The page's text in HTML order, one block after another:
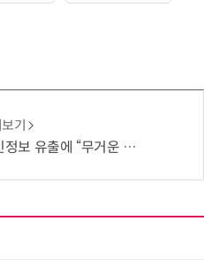
기
거운 책임 통감…쇄신 협조할 것”